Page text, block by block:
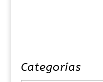
Categorías